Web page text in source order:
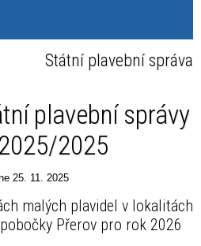
Státní plavební správa
plavební správy
2025
25. 11. 2025
malých plavidel v lokalitách
Přerov pro rok 2026